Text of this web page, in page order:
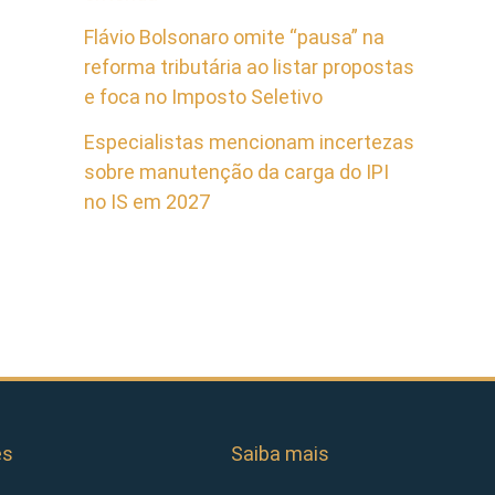
Flávio Bolsonaro omite “pausa” na
reforma tributária ao listar propostas
e foca no Imposto Seletivo
Especialistas mencionam incertezas
sobre manutenção da carga do IPI
no IS em 2027
Saiba mais